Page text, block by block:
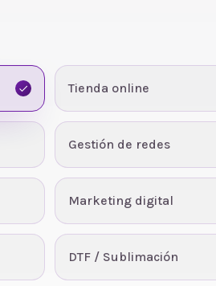
Tienda online
Gestión de redes
Marketing digital
DTF / Sublimación